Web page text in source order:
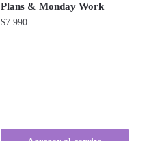
Plans & Monday Work
$7.990